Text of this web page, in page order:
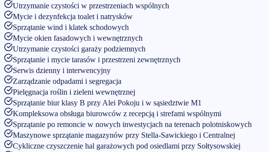
Utrzymanie czystości w przestrzeniach wspólnych
Mycie i dezynfekcja toalet i natrysków
Sprzątanie wind i klatek schodowych
Mycie okien fasadowych i wewnętrznych
Utrzymanie czystości garaży podziemnych
Sprzątanie i mycie tarasów i przestrzeni zewnętrznych
Serwis dzienny i interwencyjny
Zarządzanie odpadami i segregacja
Pielęgnacja roślin i zieleni wewnętrznej
Sprzątanie biur klasy B przy Alei Pokoju i w sąsiedztwie M1
Kompleksowa obsługa biurowców z recepcją i strefami wspólnymi
Sprzątanie po remoncie w nowych inwestycjach na terenach polotniskowych
Maszynowe sprzątanie magazynów przy Stella-Sawickiego i Centralnej
Cykliczne czyszczenie hal garażowych pod osiedlami przy Sołtysowskiej